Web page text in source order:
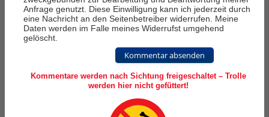
Anfrage genutzt. Diese Einwilligung kann ich jederzeit durch
eine Nachricht an den Seitenbetreiber widerrufen. Meine
Daten werden im Falle meines Widerrufst umgehend
gelöscht.
Kommentar absenden
Kommentare werden nach Sichtung freigeschaltet – Trolle
werden hier nicht gefüttert!